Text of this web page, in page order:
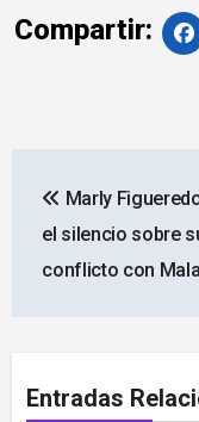
Compartir:
de
entradas
Marly
el silencio sobre
conflicto con
Entradas